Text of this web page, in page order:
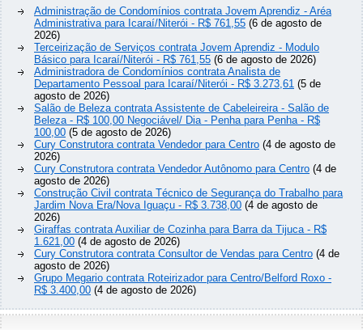
Administração de Condomínios contrata Jovem Aprendiz - Aréa
Administrativa para Icaraí/Niterói - R$ 761,55 (6 de agosto de
2026)
Terceirização de Serviços contrata Jovem Aprendiz - Modulo
Básico para Icaraí/Niterói - R$ 761,55 (6 de agosto de 2026)
Administradora de Condomínios contrata Analista de
Departamento Pessoal para Icaraí/Niterói - R$ 3.273,61 (5 de
agosto de 2026)
Salão de Beleza contrata Assistente de Cabeleireira - Salão de
Beleza - R$ 100,00 Negociável/ Dia - Penha para Penha - R$
100,00 (5 de agosto de 2026)
Cury Construtora contrata Vendedor para Centro (4 de agosto de
2026)
Cury Construtora contrata Vendedor Autônomo para Centro (4 de
agosto de 2026)
Construção Civil contrata Técnico de Segurança do Trabalho para
Jardim Nova Era/Nova Iguaçu - R$ 3.738,00 (4 de agosto de
2026)
Giraffas contrata Auxiliar de Cozinha para Barra da Tijuca - R$
1.621,00 (4 de agosto de 2026)
Cury Construtora contrata Consultor de Vendas para Centro (4 de
agosto de 2026)
Grupo Megario contrata Roteirizador para Centro/Belford Roxo -
R$ 3.400,00 (4 de agosto de 2026)